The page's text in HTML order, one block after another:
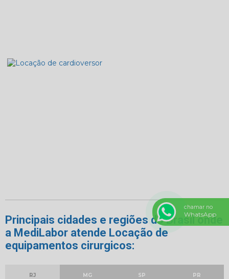
Principais cidades e regiões do Brasil onde
a MediLabor atende Locação de
equipamentos cirurgicos:
RJ MG SP PR
chamar no
WhatsApp